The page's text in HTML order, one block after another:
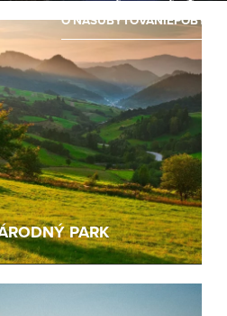
O NÁSUBYTOVANIEPOBYTY
PARK